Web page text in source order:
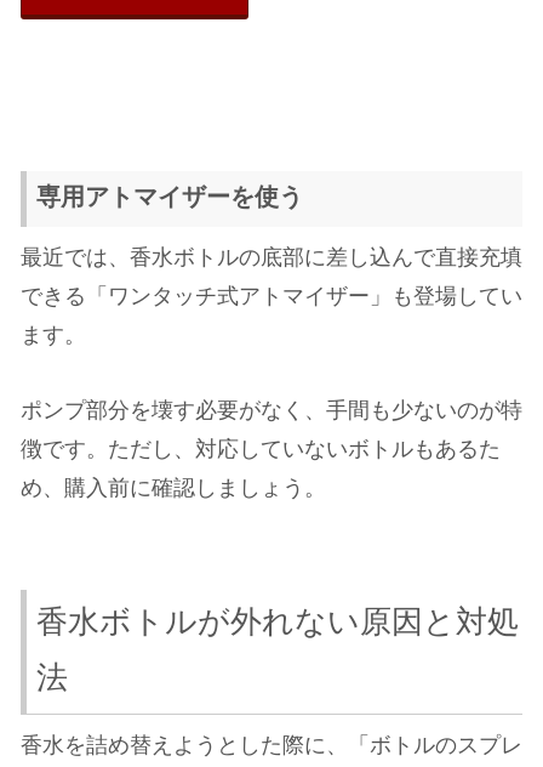
専用アトマイザーを使う
最近では、香水ボトルの底部に差し込んで直接充填
できる「ワンタッチ式アトマイザー」も登場してい
ます。
ポンプ部分を壊す必要がなく、手間も少ないのが特
徴です。ただし、対応していないボトルもあるた
め、購入前に確認しましょう。
香水ボトルが外れない原因と対処
法
香水を詰め替えようとした際に、「ボトルのスプレ